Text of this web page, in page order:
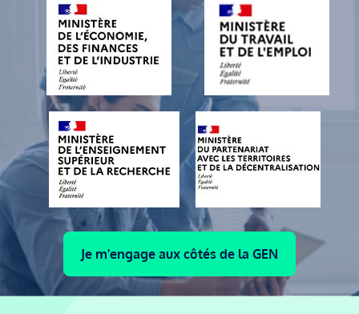
Je m'engage aux côtés de la GEN